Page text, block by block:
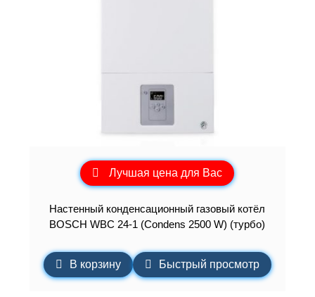
Лучшая цена для Вас
Настенный конденсационный газовый котёл
BOSCH WBC 24-1 (Condens 2500 W) (турбо)
В корзину Быстрый просмотр